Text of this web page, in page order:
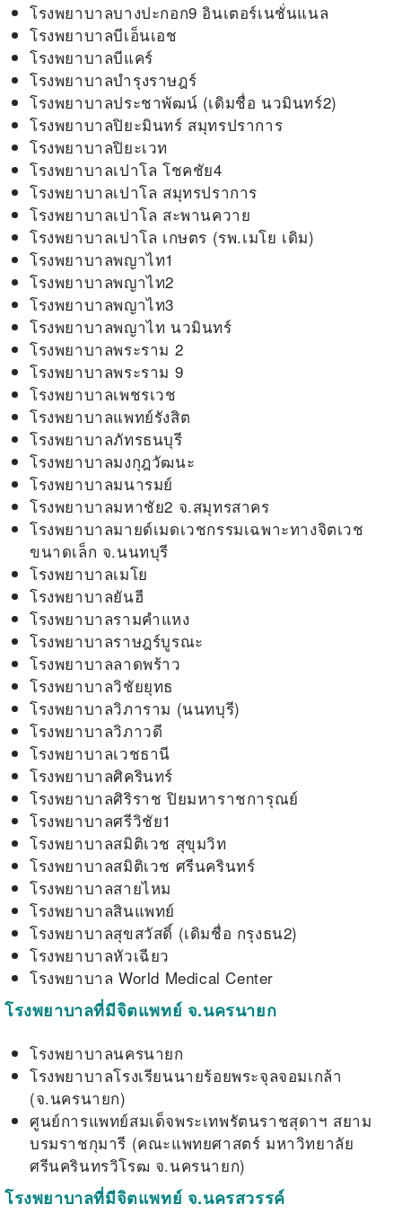
โรงพยาบาลบางปะกอก9 อินเตอร์เนชั่นแนล
โรงพยาบาลบีเอ็นเอช
โรงพยาบาลบีแคร์
โรงพยาบาลบำรุงราษฎร์
โรงพยาบาลประชาพัฒน์ (เดิมชื่อ นวมินทร์2)
โรงพยาบาลปิยะมินทร์ สมุทรปราการ
โรงพยาบาลปิยะเวท
โรงพยาบาลเปาโล โชคชัย4
โรงพยาบาลเปาโล สมุทรปราการ
โรงพยาบาลเปาโล สะพานควาย
โรงพยาบาลเปาโล เกษตร (รพ.เมโย เดิม)
โรงพยาบาลพญาไท1
โรงพยาบาลพญาไท2
โรงพยาบาลพญาไท3
โรงพยาบาลพญาไท นวมินทร์
โรงพยาบาลพระราม 2
โรงพยาบาลพระราม 9
โรงพยาบาลเพชรเวช
โรงพยาบาลแพทย์รังสิต
โรงพยาบาลภัทรธนบุรี
โรงพยาบาลมงกุฎวัฒนะ
โรงพยาบาลมนารมย์
โรงพยาบาลมหาชัย2 จ.สมุทรสาคร
โรงพยาบาลมายด์เมดเวชกรรมเฉพาะทางจิตเวช
ขนาดเล็ก จ.นนทบุรี
โรงพยาบาลเมโย
โรงพยาบาลยันฮี
โรงพยาบาลรามคำแหง
โรงพยาบาลราษฎร์บูรณะ
โรงพยาบาลลาดพร้าว
โรงพยาบาลวิชัยยุทธ
โรงพยาบาลวิภาราม (นนทบุรี)
โรงพยาบาลวิภาวดี
โรงพยาบาลเวชธานี
โรงพยาบาลศิครินทร์
โรงพยาบาลศิริราช ปิยมหาราชการุณย์
โรงพยาบาลศรีวิชัย1
โรงพยาบาลสมิติเวช สุขุมวิท
โรงพยาบาลสมิติเวช ศรีนครินทร์
โรงพยาบาลสายไหม
โรงพยาบาลสินแพทย์
โรงพยาบาลสุขสวัสดิ์ (เดิมชื่อ กรุงธน2)
โรงพยาบาลหัวเฉียว
โรงพยาบาล World Medical Center
โรงพยาบาลที่มีจิตแพทย์ จ.นครนายก
โรงพยาบาลนครนายก
โรงพยาบาลโรงเรียนนายร้อยพระจุลจอมเกล้า
(จ.นครนายก)
ศูนย์การแพทย์สมเด็จพระเทพรัตนราชสุดาฯ สยาม
บรมราชกุมารี (คณะแพทยศาสตร์ มหาวิทยาลัย
ศรีนครินทรวิโรฒ จ.นครนายก)
โรงพยาบาลที่มีจิตแพทย์ จ.นครสวรรค์